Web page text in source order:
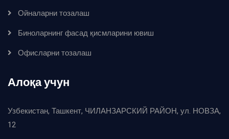
Ойналарни тозалаш
Биноларнинг фасад қисмларини ювиш
Офисларни тозалаш
Алоқа учун
Узбекистан, Ташкент, ЧИЛАНЗАРСКИЙ РАЙОН, ул. НОВЗА,
12